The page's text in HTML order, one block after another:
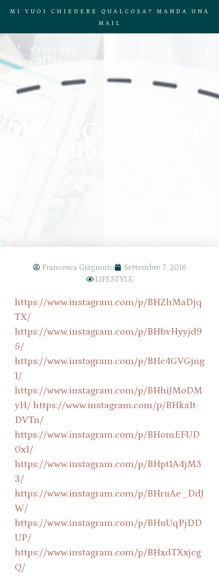
MI VUOI CHIEDERE QUALCOSA? MANDA UNA
MAIL
Francesca Giagnorio
Settembre 7, 2016
LIFESTYLE
https://www.instagram.com/p/BHZhMaDjq
TX/
https://www.instagram.com/p/BHbvHyyjd9
5/
https://www.instagram.com/p/BHc4GVGjng
1/
https://www.instagram.com/p/BHhiJMoDM
yH/ https://www.instagram.com/p/BHka1t-
DVTn/
https://www.instagram.com/p/BHomEFUD
0x1/
https://www.instagram.com/p/BHpt1A4jM3
3/
https://www.instagram.com/p/BHruAe_DdJ
W/
https://www.instagram.com/p/BHuUqPjDD
UP/
https://www.instagram.com/p/BHxdTXxjcg
Q/